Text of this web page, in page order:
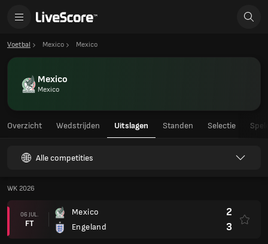
Voetbal Mexico Mexico
Mexico
Mexico
Overzicht Wedstrijden Uitslagen Standen Selectie
Alle competities
WK 2026
06 JUL.
FT
Mexico
Engeland
2
3